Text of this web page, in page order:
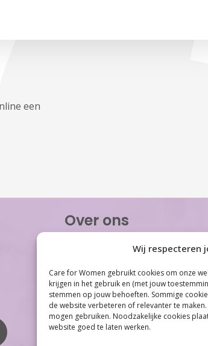
Wij respecteren
Care for Women gebruikt cookies om onze
krijgen in het gebruik en (met jouw
stemmen op jouw behoeften. Sommige
de website verbeteren of relevanter te
mogen gebruiken. Noodzakelijke cookies
website goed te laten werken.
een
Over ons
Care for Women is de eerste
inzet op het gebied van hormonale
vrouwen. Met ruim 100 locaties
Women tot één van de grootste
dit vakgebied...